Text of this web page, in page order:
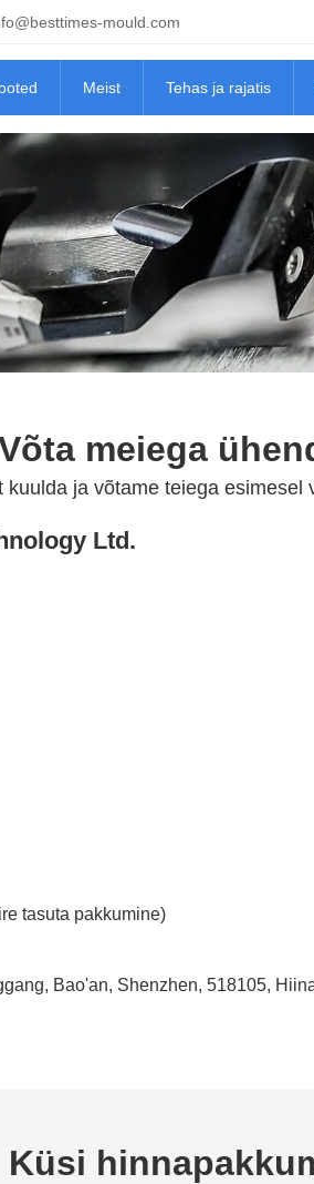
mould.com
Meist Tehas ja rajatis
meiega
kuulda ja võtame teiega esimesel
Ltd.
tasuta pakkumine)
Bao'an, Shenzhen, 518105,
Küsi